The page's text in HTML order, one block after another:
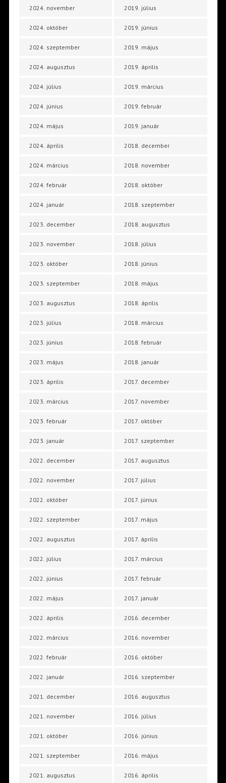
2024. november
2024. október
2024. szeptember
2024. augusztus
2024. július
2024. június
2024. május
2024. április
2024. március
2024. február
2024. január
2023. december
2023. november
2023. október
2023. szeptember
2023. augusztus
2023. július
2023. június
2023. május
2023. április
2023. március
2023. február
2023. január
2022. december
2022. november
2022. október
2022. szeptember
2022. augusztus
2022. július
2022. június
2022. május
2022. április
2022. március
2022. február
2022. január
2021. december
2021. november
2021. október
2021. szeptember
2021. augusztus
2019. július
2019. június
2019. május
2019. április
2019. március
2019. február
2019. január
2018. december
2018. november
2018. október
2018. szeptember
2018. augusztus
2018. július
2018. június
2018. május
2018. április
2018. március
2018. február
2018. január
2017. december
2017. november
2017. október
2017. szeptember
2017. augusztus
2017. július
2017. június
2017. május
2017. április
2017. március
2017. február
2017. január
2016. december
2016. november
2016. október
2016. szeptember
2016. augusztus
2016. július
2016. június
2016. május
2016. április